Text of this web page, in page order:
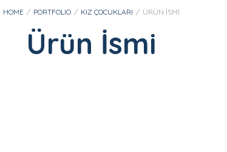
HOME / PORTFOLIO / KIZ ÇOCUKLARI / ÜRÜN İSMI
Ürün İsmi